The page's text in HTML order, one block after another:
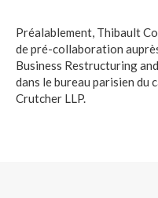
Préalablement, Thibault
de pré-collaboration
Business Restructuring
dans le bureau parisien du
Crutcher LLP.